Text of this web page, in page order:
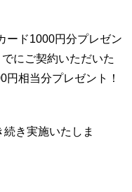
ード1000円分プレゼン
にご契約いただいた
相当分プレゼント！
き実施いたしま